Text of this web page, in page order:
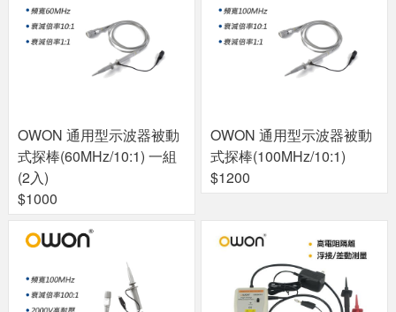
OWON 通用型示波器被動
式探棒(60MHz/10:1) 一組
(2入)
$1000
OWON 通用型示波器被動
式探棒(100MHz/10:1)
$1200